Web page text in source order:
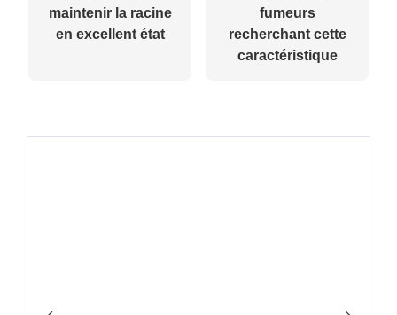
maintenir la racine
en excellent état
fumeurs
recherchant cette
caractéristique